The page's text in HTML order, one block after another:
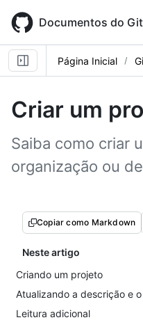
main
content
Documentos do
Página Inicial
Criar um
Saiba como criar
organização ou
Copiar como Markdown
Neste artigo
Criando um projeto
Atualizando a descrição e
Leitura adicional